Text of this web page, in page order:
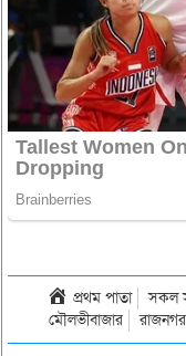
প্রথম পাতা সকল
মৌলভীবাজার
রাজনগর